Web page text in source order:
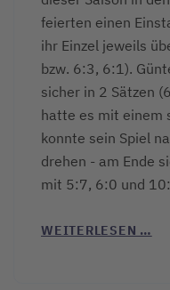
feierten einen
ihr Einzel jeweils
bzw. 6:3, 6:1).
sicher in 2 Sätzen
hatte es mit einem
konnte sein Spiel
drehen - am Ende
mit 5:7, 6:0 und
WEITERLESEN …